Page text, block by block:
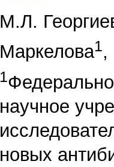
М.Л.
Маркелова1,
1
научное
новых